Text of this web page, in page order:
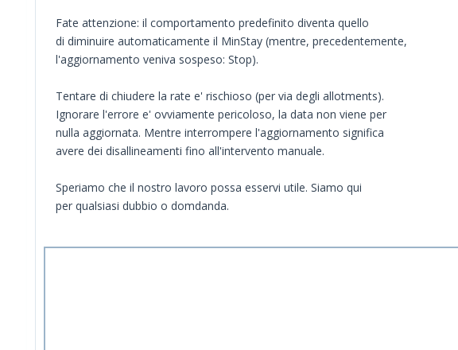
Fate attenzione: il comportamento predefinito diventa quello
di diminuire automaticamente il MinStay (mentre, precedentemente,
l'aggiornamento veniva sospeso: Stop).
Tentare di chiudere la rate e' rischioso (per via degli allotments).
Ignorare l'errore e' ovviamente pericoloso, la data non viene per
nulla aggiornata. Mentre interrompere l'aggiornamento significa
avere dei disallineamenti fino all'intervento manuale.
Speriamo che il nostro lavoro possa esservi utile. Siamo qui
per qualsiasi dubbio o domdanda.